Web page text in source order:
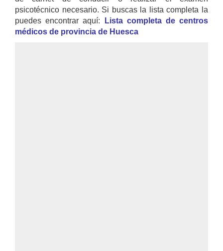
psicotécnico necesario. Si buscas la lista completa la
puedes encontrar aquí:
Lista completa de centros
médicos de provincia de Huesca